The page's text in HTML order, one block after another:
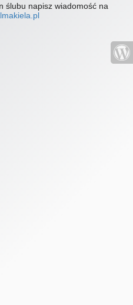
ślubu napisz wiadomość na